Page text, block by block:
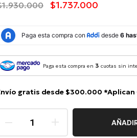
$1.737.000
Paga esta compra en 3 cuotas sin
gratis desde $300.000